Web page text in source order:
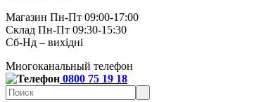
Магазин Пн-Пт 09:00-17:00
Склад Пн-Пт 09:30-15:30
Сб-Нд – вихідні
Многоканальный телефон
0800 75 19 18